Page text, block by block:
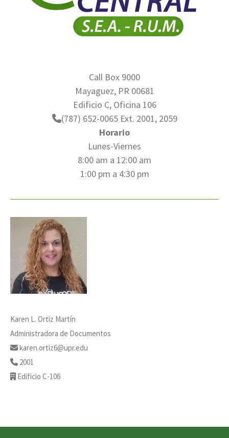
Call Box 9000
Mayaguez, PR 00681
Edificio C, Oficina 106
(787) 652-0065 Ext. 2001, 2059
Horario
Lunes-Viernes
8:00 am a 12:00 am
1:00 pm a 4:30 pm
Karen L. Ortiz Martín
Administradora de Documentos
karen.ortiz6@upr.edu
2001
Edificio C-106